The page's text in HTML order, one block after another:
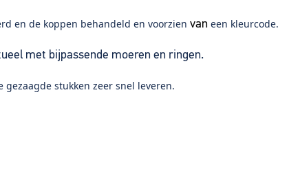
en de koppen behandeld en voorzien van een kleurcode.
met bijpassende moeren en ringen.
stukken zeer snel leveren.